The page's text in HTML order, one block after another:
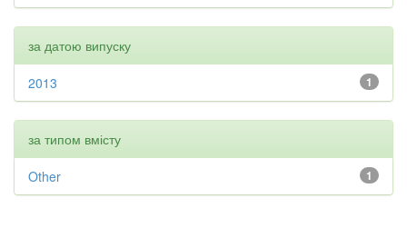
за датою випуску
1
2013
за типом вмісту
1
Other